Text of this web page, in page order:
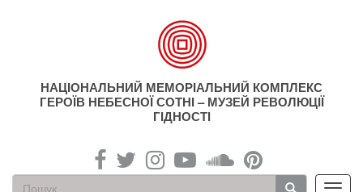
НАЦІОНАЛЬНИЙ МЕМОРІАЛЬНИЙ КОМПЛЕКС
ГЕРОЇВ НЕБЕСНОЇ СОТНІ – МУЗЕЙ РЕВОЛЮЦІЇ
ГІДНОСТІ